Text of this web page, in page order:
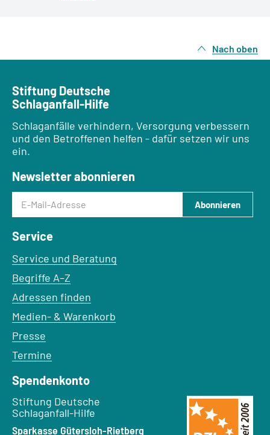
Nach oben
Stiftung Deutsche
Schlaganfall-Hilfe
Schlaganfälle verhindern, Versorgung verbessern
und den Betroffenen helfen - dafür setzen wir uns
ein.
Newsletter abonnieren
E-Mail-Adresse
Abonnieren
Service
Service und Beratung
Begriffe A–Z
Adressen finden
Medien- & Warenkorb
Presse
Termine
Spendenkonto
Empfänger:
Stiftung Deutsche
Schlaganfall-Hilfe
Bank:
Sparkasse Gütersloh-Rietberg